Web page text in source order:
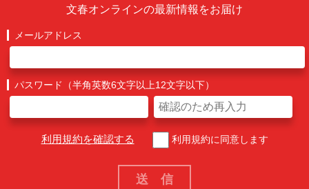
文春オンラインの最新情報をお届け
メールアドレス
パスワード（半角英数6文字以上12文字以下）
利用規約を確認する 利用規約に同意します